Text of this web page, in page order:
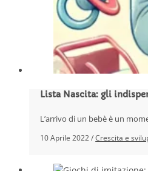
Lista Nascita: gli
L’arrivo di un bebè è un
10 Aprile 2022 /Crescita e